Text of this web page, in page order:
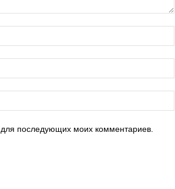
последующих моих комментариев.